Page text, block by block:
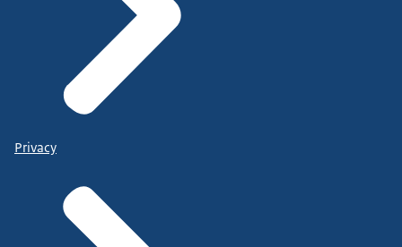
Privacy